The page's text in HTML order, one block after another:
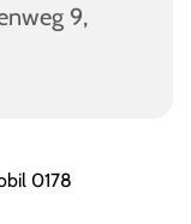
9,
0178